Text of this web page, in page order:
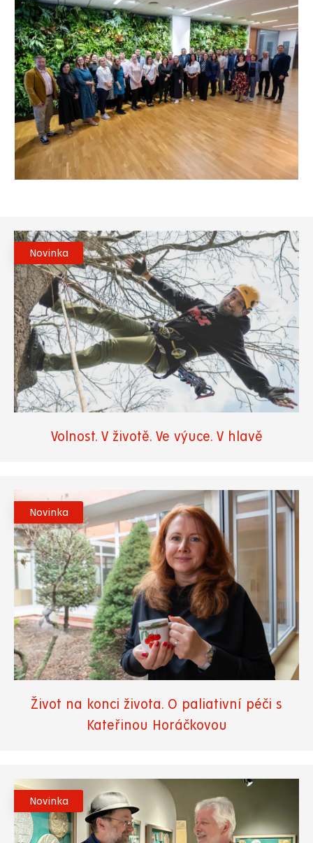
Novinka
Volnost. V životě. Ve výuce. V hlavě
Novinka
Život na konci života. O paliativní péči s
Kateřinou Horáčkovou
Novinka